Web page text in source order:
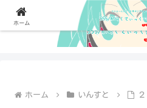
ホーム いんすと
ホーム